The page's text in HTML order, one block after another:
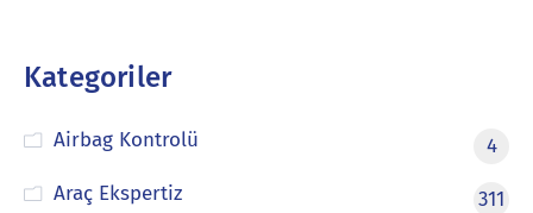
Kategoriler
Airbag Kontrolü
4
Araç Ekspertiz
311